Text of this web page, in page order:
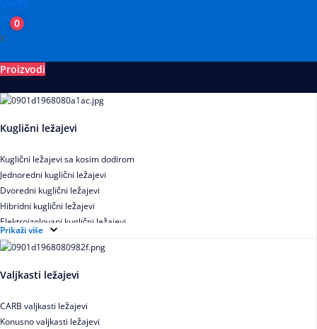
0
X
Proizvodi
Kuglični ležajevi
Kuglični ležajevi sa kosim dodirom
Jednoredni kuglični ležajevi
Dvoredni kuglični ležajevi
Hibridni kuglični ležajevi
Elektroizolovani kuglični ležajevi
Samopodesivi kuglični ležajevi
Aksijalni kuglični ležajevi
Kuglični ležajevi od nerđajućeg čelika
Prikaži više
Valjkasti ležajevi
CARB valjkasti ležajevi
Konusno valjkasti ležajevi